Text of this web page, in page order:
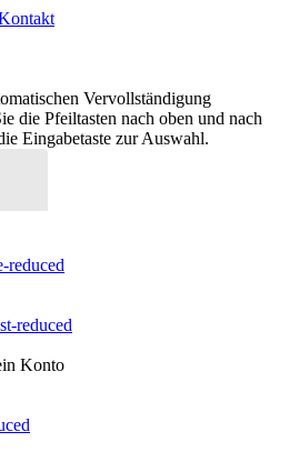
Vervollständigung
die Pfeiltasten nach oben und nach
Eingabetaste zur Auswahl.
Konto